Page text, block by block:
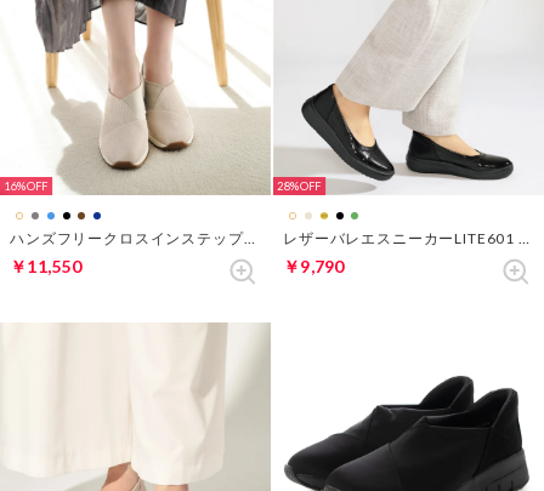
16%
ハンズフリークロスインステップスニーカー （グレージュ）
￥11,550
28%
￥9,790